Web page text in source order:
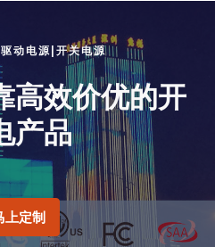
动电源|开关电源
高效价优的开
产品
上定制